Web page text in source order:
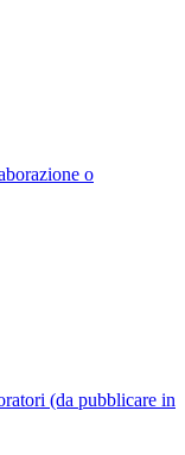
o
(da pubblicare in